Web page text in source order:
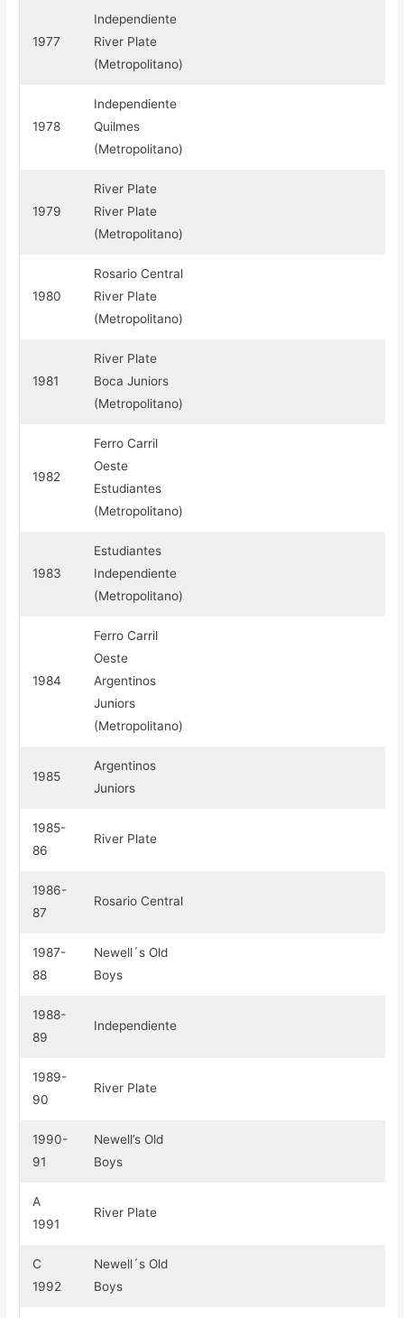
1977
Independiente
River Plate
(Metropolitano)
1978
Independiente
Quilmes
(Metropolitano)
1979
River Plate
River Plate
(Metropolitano)
1980
Rosario Central
River Plate
(Metropolitano)
1981
River Plate
Boca Juniors
(Metropolitano)
1982
Ferro Carril
Oeste
Estudiantes
(Metropolitano)
1983
Estudiantes
Independiente
(Metropolitano)
1984
Ferro Carril
Oeste
Argentinos
Juniors
(Metropolitano)
1985
Argentinos
Juniors
1985-
86
River Plate
1986-
87
Rosario Central
1987-
88
Newell´s Old
Boys
1988-
89
Independiente
1989-
90
River Plate
1990-
91
Newell’s Old
Boys
A
1991
River Plate
C
1992
Newell´s Old
Boys